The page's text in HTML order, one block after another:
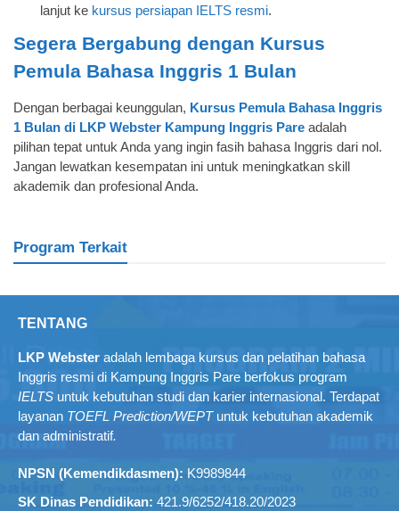
lanjut ke kursus persiapan IELTS resmi.
Segera Bergabung dengan Kursus
Pemula Bahasa Inggris 1 Bulan
Dengan berbagai keunggulan, Kursus Pemula Bahasa Inggris
1 Bulan di LKP Webster Kampung Inggris Pare adalah
pilihan tepat untuk Anda yang ingin fasih bahasa Inggris dari nol.
Jangan lewatkan kesempatan ini untuk meningkatkan skill
akademik dan profesional Anda.
Program Terkait
TENTANG
LKP Webster adalah lembaga kursus dan pelatihan bahasa
Inggris resmi di Kampung Inggris Pare berfokus program
IELTS untuk kebutuhan studi dan karier internasional. Terdapat
layanan TOEFL Prediction/WEPTuntuk kebutuhan akademik
dan administratif.
NPSN (Kemendikdasmen): K9989844
SK Dinas Pendidikan: 421.9/6252/418.20/2023